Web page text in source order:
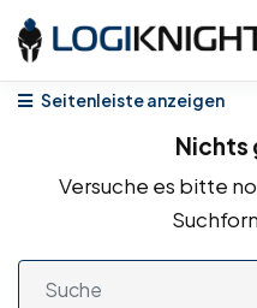
Seitenleiste anzeigen
Nichts
Versuche es bitte